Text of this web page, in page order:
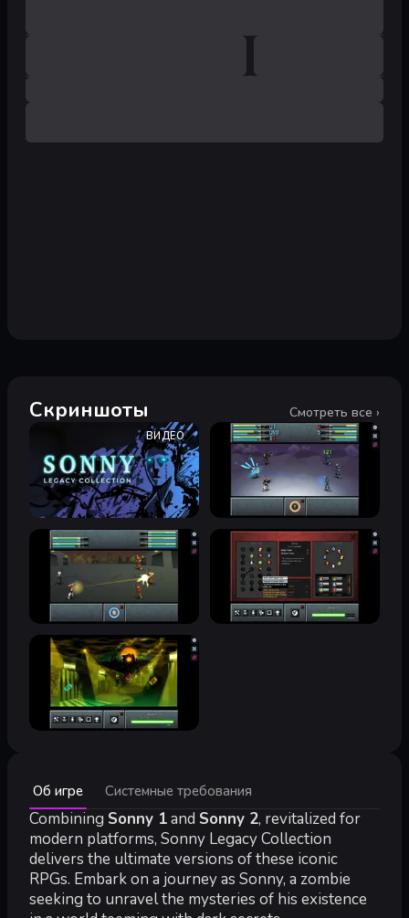
Скриншоты Смотреть все ›
ВИДЕО
Об игре Системные требования
Combining Sonny 1and Sonny 2, revitalized for
modern platforms, Sonny Legacy Collection
delivers the ultimate versions of these iconic
RPGs. Embark on a journey as Sonny, a zombie
seeking to unravel the mysteries of his existence
Минимальные:
Минимальные:
Процессор:2.0 GHz Dual Core
Рекомендуемые:
Рекомендованные:
Процессор:2.4 GHz Quad Core